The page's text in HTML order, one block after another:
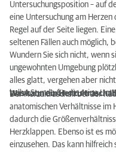
Untersuchungsposition – auf
eine Untersuchung am
Regel auf der Seite liegen.
seltenen Fällen auch möglich,
Wundern Sie sich nicht, wenn
ungewohnten Umgebung
alles glatt, vergehen aber
halbe Stunde für die reine
Was kann ein
Der Herzultraschall bei der
anatomischen Verhältnisse im
dadurch die
Herzklappen. Ebenso ist es
einzusehen. Das kann